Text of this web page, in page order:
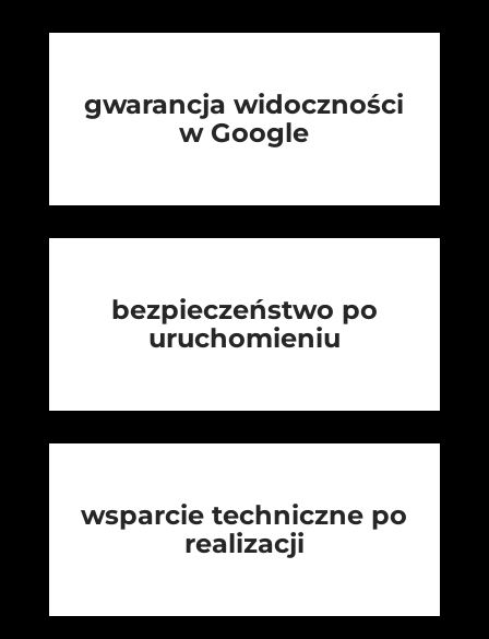
gwarancja widoczności
w Google
bezpieczeństwo po
uruchomieniu
wsparcie techniczne po
realizacji